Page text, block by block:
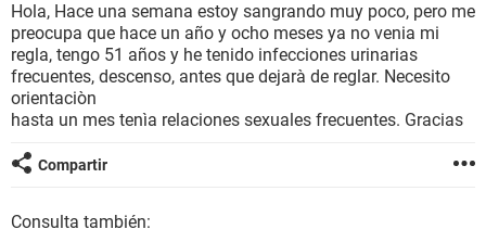
BIENESTAR
SEXUALIDAD
GLOSARIO
Hola, Hace una semana estoy sangrando muy poco, pero me
preocupa que hace un año y ocho meses ya no venia mi
regla, tengo 51 años y he tenido infecciones urinarias
frecuentes, descenso, antes que dejarà de reglar. Necesito
orientaciòn
hasta un mes tenìa relaciones sexuales frecuentes. Gracias
Compartir
Consulta también: